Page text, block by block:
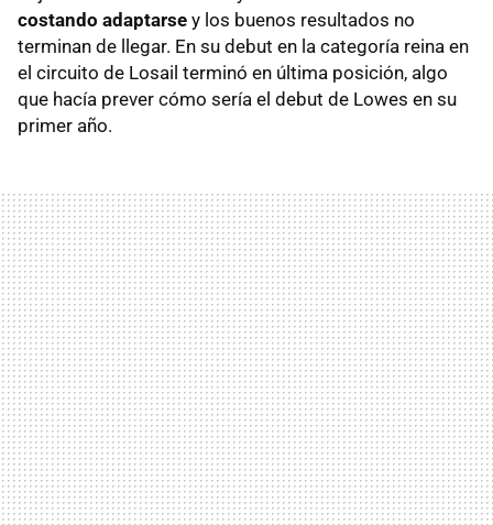
costando adaptarse y los buenos resultados no
terminan de llegar. En su debut en la categoría reina en
el circuito de Losail terminó en última posición, algo
que hacía prever cómo sería el debut de Lowes en su
primer año.